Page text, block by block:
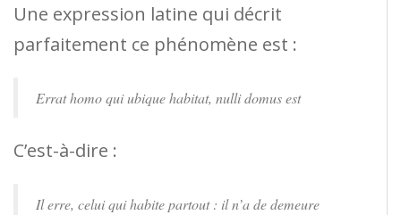
Une expression latine qui décrit
parfaitement ce phénomène est :
Errat homo qui ubique habitat, nulli domus est
C’est-à-dire :
Il erre, celui qui habite partout : il n’a de demeure